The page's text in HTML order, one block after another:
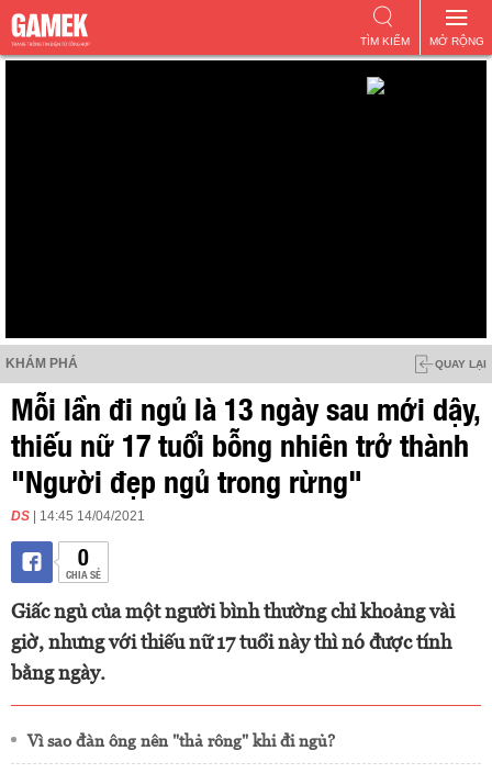
MỞ RỘNG
TÌM KIẾM
KHÁM PHÁ QUAY LẠI
Mỗi lần đi ngủ là 13 ngày sau mới dậy,
thiếu nữ 17 tuổi bỗng nhiên trở thành
"Người đẹp ngủ trong rừng"
DS | 14:45 14/04/2021
0
CHIA SẺ
Giấc ngủ của một người bình thường chỉ khoảng vài
giờ, nhưng với thiếu nữ 17 tuổi này thì nó được tính
bằng ngày.
Vì sao đàn ông nên "thả rông" khi đi ngủ?